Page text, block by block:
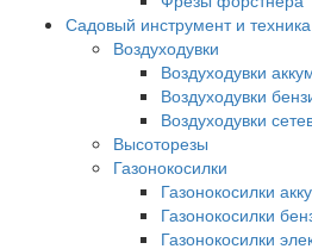
Садовый инструмент и техника
Воздуходувки
Воздуходувки
Воздуходувки
Воздуходувки
Высоторезы
Газонокосилки
Газонокосилки
Газонокосилки
Газонокосилки